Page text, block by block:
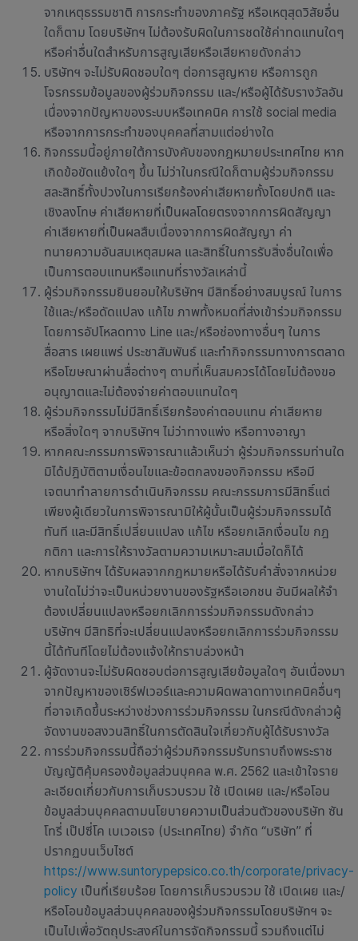
จากเหตุธรรมชาติ การกระทำของภาครัฐ หรือเหตุสุดวิสัยอื่น
ใดก็ตาม โดยบริษัทฯ ไม่ต้องรับผิดในการชดใช้ค่าทดแทนใดๆ
หรือค่าอื่นใดสำหรับการสูญเสียหรือเสียหายดังกล่าว
บริษัทฯ จะไม่รับผิดชอบใดๆ ต่อการสูญหาย หรือการถูก
โจรกรรมข้อมูลของผู้ร่วมกิจกรรม และ/หรือผู้ได้รับรางวัลอัน
เนื่องจากปัญหาของระบบหรือเทคนิค การใช้ social media
หรือจากการกระทำของบุคคลที่สามแต่อย่างใด
กิจกรรมนี้อยู่ภายใต้การบังคับของกฎหมายประเทศไทย หาก
เกิดข้อขัดแย้งใดๆ ขึ้น ไม่ว่าในกรณีใดก็ตามผู้ร่วมกิจกรรม
สละสิทธิ์ทั้งปวงในการเรียกร้องค่าเสียหายทั้งโดยปกติ และ
เชิงลงโทษ ค่าเสียหายที่เป็นผลโดยตรงจากการผิดสัญญา
ค่าเสียหายที่เป็นผลสืบเนื่องจากการผิดสัญญา ค่า
ทนายความอันสมเหตุสมผล และสิทธิ์ในการรับสิ่งอื่นใดเพื่อ
เป็นการตอบแทนหรือแทนที่รางวัลเหล่านี้
ผู้ร่วมกิจกรรมยินยอมให้บริษัทฯ มีสิทธิ์อย่างสมบูรณ์ ในการ
ใช้และ/หรือดัดแปลง แก้ไข ภาพทั้งหมดที่ส่งเข้าร่วมกิจกรรม
โดยการอัปโหลดทาง Line และ/หรือช่องทางอื่นๆ ในการ
สื่อสาร เผยแพร่ ประชาสัมพันธ์ และทำกิจกรรมทางการตลาด
หรือโฆษณาผ่านสื่อต่างๆ ตามที่เห็นสมควรได้โดยไม่ต้องขอ
อนุญาตและไม่ต้องจ่ายค่าตอบแทนใดๆ
ผู้ร่วมกิจกรรมไม่มีสิทธิ์เรียกร้องค่าตอบแทน ค่าเสียหาย
หรือสิ่งใดๆ จากบริษัทฯ ไม่ว่าทางแพ่ง หรือทางอาญา
หากคณะกรรมการพิจารณาแล้วเห็นว่า ผู้ร่วมกิจกรรมท่านใด
มิได้ปฎิบัติตามเงื่อนไขและข้อตกลงของกิจกรรม หรือมี
เจตนาทำลายการดำเนินกิจกรรม คณะกรรมการมีสิทธิ์แต่
เพียงผู้เดียวในการพิจารณามิให้ผู้นั้นเป็นผู้ร่วมกิจกรรมได้
ทันที และมีสิทธิ์เปลี่ยนแปลง แก้ไข หรือยกเลิกเงื่อนไข กฎ
กติกา และการให้รางวัลตามความเหมาะสมเมื่อใดก็ได้
หากบริษัทฯ ได้รับผลจากกฎหมายหรือได้รับคำสั่งจากหน่วย
งานใดไม่ว่าจะเป็นหน่วยงานของรัฐหรือเอกชน อันมีผลให้จำ
ต้องเปลี่ยนแปลงหรือยกเลิกการร่วมกิจกรรมดังกล่าว
บริษัทฯ มีสิทธิที่จะเปลี่ยนแปลงหรือยกเลิกการร่วมกิจกรรม
นี้ได้ทันทีโดยไม่ต้องแจ้งให้ทราบล่วงหน้า
ผู้จัดงานจะไม่รับผิดชอบต่อการสูญเสียข้อมูลใดๆ อันเนื่องมา
จากปัญหาของเซิร์ฟเวอร์และความผิดพลาดทางเทคนิคอื่นๆ
ที่อาจเกิดขึ้นระหว่างช่วงการร่วมกิจกรรม ในกรณีดังกล่าวผู้
จัดงานขอสงวนสิทธิ์ในการตัดสินใจเกี่ยวกับผู้ได้รับรางวัล
การร่วมกิจกรรมนี้ถือว่าผู้ร่วมกิจกรรมรับทราบถึงพระราช
บัญญัติคุ้มครองข้อมูลส่วนบุคคล พ.ศ. 2562 และเข้าใจราย
ละเอียดเกี่ยวกับการเก็บรวบรวม ใช้ เปิดเผย และ/หรือโอน
ข้อมูลส่วนบุคคลตามนโยบายความเป็นส่วนตัวของบริษัท ซัน
โทรี่ เป๊ปซี่โค เบเวอเรจ (ประเทศไทย) จำกัด “บริษัท” ที่
ปรากฏบนเว็บไซต์
https://www.suntorypepsico.co.th/corporate/privacy-
policy เป็นที่เรียบร้อย โดยการเก็บรวบรวม ใช้ เปิดเผย และ/
หรือโอนข้อมูลส่วนบุคคลของผู้ร่วมกิจกรรมโดยบริษัทฯ จะ
เป็นไปเพื่อวัตถุประสงค์ในการจัดกิจกรรมนี้ รวมถึงแต่ไม่